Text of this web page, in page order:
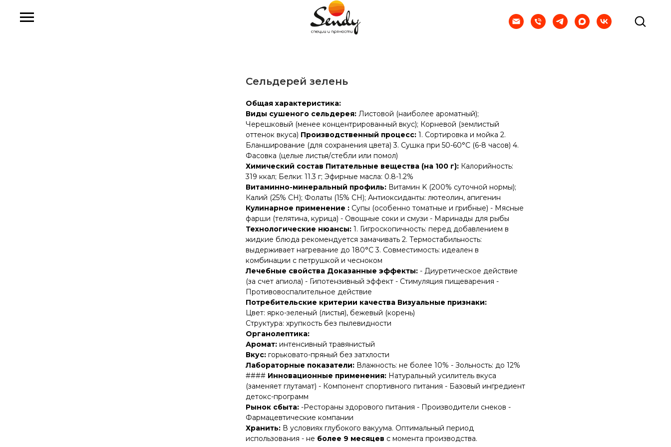
Сельдерей зелень
Общая характеристика:
Виды сушеного сельдерея: Листовой (наиболее ароматный);
Черешковый (менее концентрированный вкус); Корневой (землистый
оттенок вкуса) Производственный процесс: 1. Сортировка и мойка 2.
Бланширование (для сохранения цвета) 3. Сушка при 50-60°C (6-8 часов) 4.
Фасовка (целые листья/стебли или помол)
Химический состав Питательные вещества (на 100 г): Калорийность:
319 ккал; Белки: 11.3 г; Эфирные масла: 0.8-1.2%
Витаминно-минеральный профиль: Витамин K (200% суточной нормы);
Калий (25% СН); Фолаты (15% СН); Антиоксиданты: лютеолин, апигенин
Кулинарное применение : Супы (особенно томатные и грибные) - Мясные
фарши (телятина, курица) - Овощные соки и смузи - Маринады для рыбы
Технологические нюансы: 1. Гигроскопичность: перед добавлением в
жидкие блюда рекомендуется замачивать 2. Термостабильность:
выдерживает нагревание до 180°C 3. Совместимость: идеален в
комбинации с петрушкой и чесноком
Лечебные свойства Доказанные эффекты: - Диуретическое действие
(за счет апиола) - Гипотензивный эффект - Стимуляция пищеварения -
Противовоспалительное действие
Потребительские критерии качества Визуальные признаки:
Цвет: ярко-зеленый (листья), бежевый (корень)
Структура: хрупкость без пылевидности
Органолептика:
Аромат: интенсивный травянистый
Вкус: горьковато-пряный без затхлости
Лабораторные показатели: Влажность: не более 10% - Зольность: до 12%
#### Инновационные применения: Натуральный усилитель вкуса
(заменяет глутамат) - Компонент спортивного питания - Базовый ингредиент
детокс-программ
Рынок сбыта: -Рестораны здорового питания - Производители снеков -
Фармацевтические компании
Хранить: В условиях глубокого вакуума. Оптимальный период
использования - не более 9 месяцев с момента производства.